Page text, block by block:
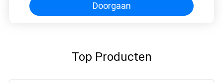
Doorgaan
Top Producten